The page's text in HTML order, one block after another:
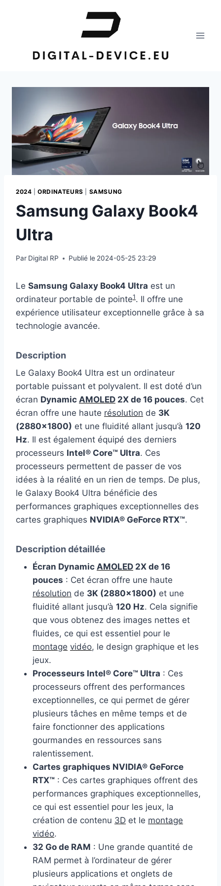
2024 |ORDINATEURS SAMSUNG
Samsung Galaxy Book4
Ultra
Par Digital RP Publié le 2024-05-25 23:29
Le Samsung Galaxy Book4 Ultra est un
ordinateur portable de pointe1. Il offre une
expérience utilisateur exceptionnelle grâce à sa
technologie avancée.
Description
Le Galaxy Book4 Ultra est un ordinateur
portable puissant et polyvalent. Il est doté d’un
écran Dynamic AMOLED 2X de 16 pouces. Cet
écran offre une haute résolution de 3K
(2880×1800) et une fluidité allant jusqu’à 120
Hz. Il est également équipé des derniers
processeurs Intel® Core™ Ultra. Ces
processeurs permettent de passer de vos
idées à la réalité en un rien de temps. De plus,
le Galaxy Book4 Ultra bénéficie des
performances graphiques exceptionnelles des
cartes graphiques NVIDIA® GeForce RTX™.
Description détaillée
Écran Dynamic AMOLED 2X de 16
pouces : Cet écran offre une haute
résolution de 3K (2880×1800) et une
fluidité allant jusqu’à 120 Hz. Cela signifie
que vous obtenez des images nettes et
fluides, ce qui est essentiel pour le
montage vidéo, le design graphique et les
jeux.
Processeurs Intel® Core™ Ultra : Ces
processeurs offrent des performances
exceptionnelles, ce qui permet de gérer
plusieurs tâches en même temps et de
faire fonctionner des applications
gourmandes en ressources sans
ralentissement.
Cartes graphiques NVIDIA® GeForce
RTX™ : Ces cartes graphiques offrent des
performances graphiques exceptionnelles,
ce qui est essentiel pour les jeux, la
création de contenu 3D et le montage
vidéo.
32 Go de RAM : Une grande quantité de
RAM permet à l’ordinateur de gérer
plusieurs applications et onglets de